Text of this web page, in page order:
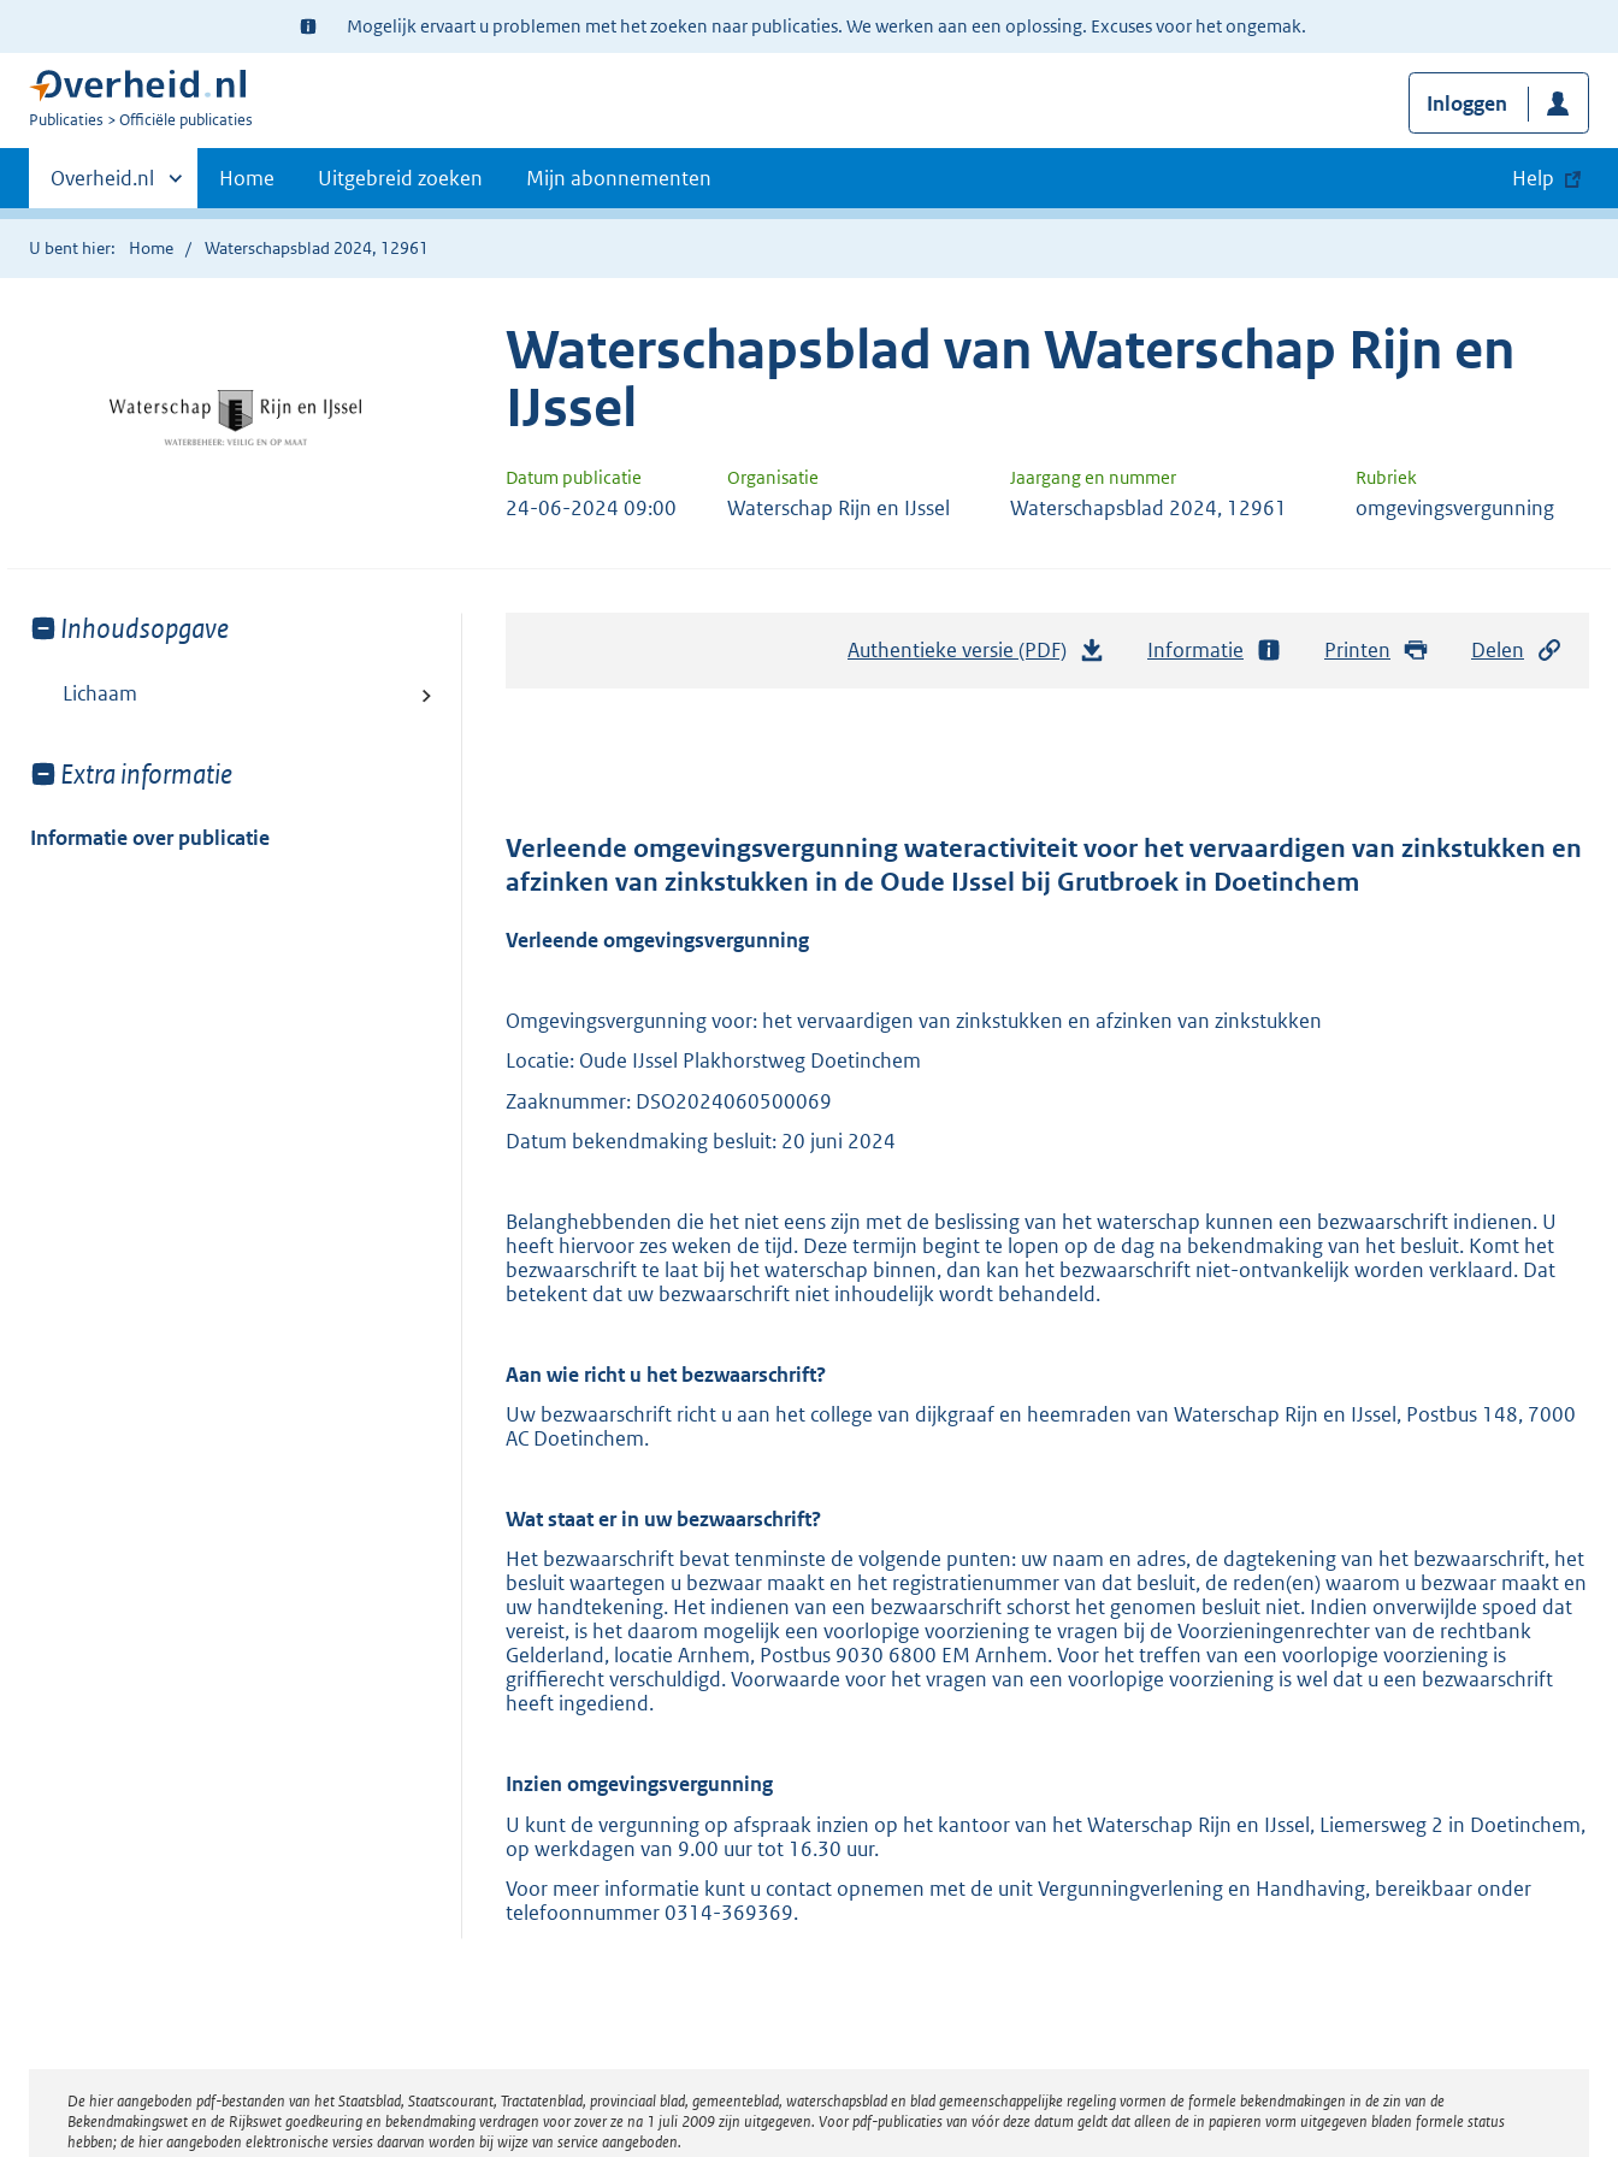
Ter
informatie:
Mogelijk ervaart u problemen met het zoeken naar publicaties. We werken aan een oplossing. Excuses voor het ongemak.
U
Publicaties Officiële publicaties
Inloggen
Primaire
navigatie
Andere
sites
binnen
Overheid.nl Home Uitgebreid zoeken Mijn abonnementen Help
U bent hier: Home Waterschapsblad 2024, 12961
Waterschapsblad van Waterschap Rijn en
IJssel
Datum publicatie Organisatie Jaargang en nummer Rubriek
24-06-2024 09:00 Waterschap Rijn en IJssel Waterschapsblad 2024, 12961 omgevingsvergunning
Toon
van:
Inhoudsopgave
Lichaam
Toon
van:
Extra informatie
Informatie over publicatie
Authentieke versie (PDF)
d
s
0
K
b
Informatie Printen Delen
Verleende omgevingsvergunning wateractiviteit voor het vervaardigen van zinkstukken en
afzinken van zinkstukken in de Oude IJssel bij Grutbroek in Doetinchem
Verleende omgevingsvergunning
Omgevingsvergunning voor: het vervaardigen van zinkstukken en afzinken van zinkstukken
Locatie: Oude IJssel Plakhorstweg Doetinchem
Zaaknummer: DSO2024060500069
Datum bekendmaking besluit: 20 juni 2024
Belanghebbenden die het niet eens zijn met de beslissing van het waterschap kunnen een bezwaarschrift indienen. U
heeft hiervoor zes weken de tijd. Deze termijn begint te lopen op de dag na bekendmaking van het besluit. Komt het
bezwaarschrift te laat bij het waterschap binnen, dan kan het bezwaarschrift niet-ontvankelijk worden verklaard. Dat
betekent dat uw bezwaarschrift niet inhoudelijk wordt behandeld.
Aan wie richt u het bezwaarschrift?
Uw bezwaarschrift richt u aan het college van dijkgraaf en heemraden van Waterschap Rijn en IJssel, Postbus 148, 7000
AC Doetinchem.
Wat staat er in uw bezwaarschrift?
Het bezwaarschrift bevat tenminste de volgende punten: uw naam en adres, de dagtekening van het bezwaarschrift, het
besluit waartegen u bezwaar maakt en het registratienummer van dat besluit, de reden(en) waarom u bezwaar maakt en
uw handtekening. Het indienen van een bezwaarschrift schorst het genomen besluit niet. Indien onverwijlde spoed dat
vereist, is het daarom mogelijk een voorlopige voorziening te vragen bij de Voorzieningenrechter van de rechtbank
Gelderland, locatie Arnhem, Postbus 9030 6800 EM Arnhem. Voor het treffen van een voorlopige voorziening is
griffierecht verschuldigd. Voorwaarde voor het vragen van een voorlopige voorziening is wel dat u een bezwaarschrift
heeft ingediend.
Inzien omgevingsvergunning
U kunt de vergunning op afspraak inzien op het kantoor van het Waterschap Rijn en IJssel, Liemersweg 2 in Doetinchem,
op werkdagen van 9.00 uur tot 16.30 uur.
Voor meer informatie kunt u contact opnemen met de unit Vergunningverlening en Handhaving, bereikbaar onder
telefoonnummer 0314-369369.
Disclaimer
De hier aangeboden pdf-bestanden van het Staatsblad, Staatscourant, Tractatenblad, provinciaal blad, gemeenteblad, waterschapsblad en blad gemeenschappelijke regeling vormen de formele bekendmakingen in de zin van de
Bekendmakingswet en de Rijkswet goedkeuring en bekendmaking verdragen voor zover ze na 1 juli 2009 zijn uitgegeven. Voor pdf-publicaties van vóór deze datum geldt dat alleen de in papieren vorm uitgegeven bladen formele status
hebben; de hier aangeboden elektronische versies daarvan worden bij wijze van service aangeboden.